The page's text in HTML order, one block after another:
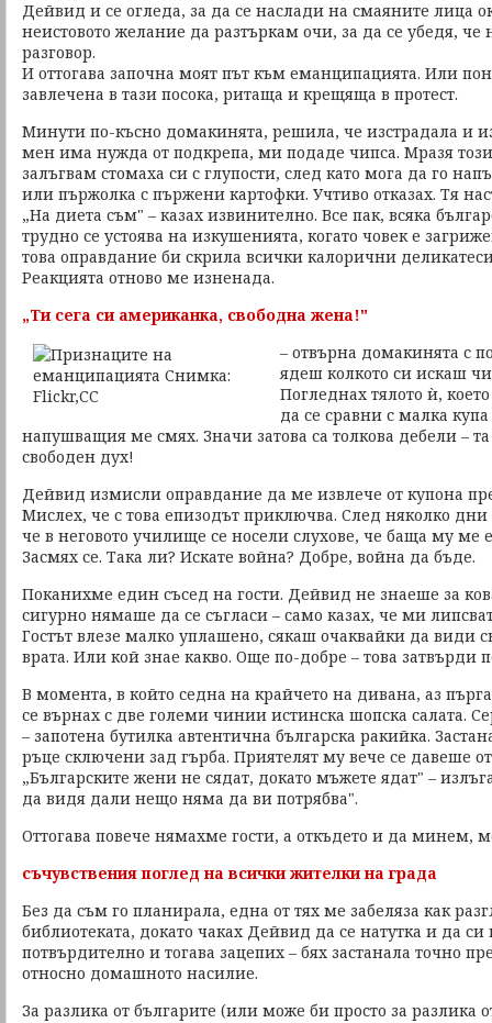
Дейвид и се огледа, за да се наслади на смаяните лица
неистовото желание да разтъркам очи, за да се убедя,
разговор.
И оттогава започна моят път към еманципацията. Или
завлечена в тази посока, ритаща и крещяща в протест.
Минути по-късно домакинята, решила, че изстрадала и
мен има нужда от подкрепа, ми подаде чипса. Мразя
залъгвам стомаха си с глупости, след като мога да го
или пържолка с пържени картофки. Учтиво отказах. Тя
„На диета съм" – казах извинително. Все пак, всяка
трудно се устоява на изкушенията, когато човек е
това оправдание би скрила всички калорични
Реакцията отново ме изненада.
„Ти сега си американка, свободна жена!"
– отвърна домакинята с
ядеш колкото си искаш
Погледнах тялото ѝ,
да се сравни с малка
напушващия ме смях. Значи затова са толкова дебели –
свободен дух!
Дейвид измисли оправдание да ме извлече от купона
Мислех, че с това епизодът приключва. След няколко
че в неговото училище се носели слухове, че баща му ме
Засмях се. Така ли? Искате война? Добре, война да бъде.
Поканихме един съсед на гости. Дейвид не знаеше за
сигурно нямаше да се съгласи – само казах, че ми
Гостът влезе малко уплашено, сякаш очаквайки да види
врата. Или кой знае какво. Още по-добре – това
В момента, в който седна на крайчето на дивана, аз
се върнах с две големи чинии истинска шопска салата.
– запотена бутилка автентична българска ракийка.
ръце сключени зад гърба. Приятелят му вече се давеше
„Българските жени не сядат, докато мъжете ядат" –
да видя дали нещо няма да ви потрябва".
Оттогава повече нямахме гости, а откъдето и да минем,
съчувствения поглед на всички жителки на града
Без да съм го планирала, една от тях ме забеляза как
библиотеката, докато чаках Дейвид да се натутка и да
потвърдително и тогава зацепих – бях застанала точно
относно домашното насилие.
За разлика от българите (или може би просто за разлика